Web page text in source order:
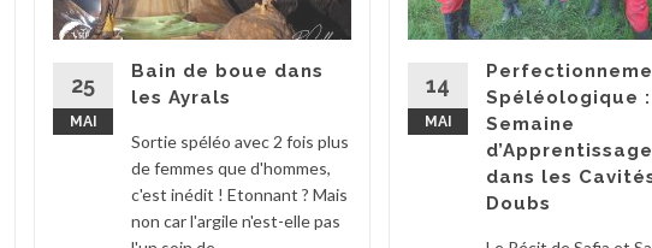
25
MAI
Bain de boue dans
les Ayrals
Sortie spéléo avec 2 fois plus
de femmes que d'hommes,
c'est inédit ! Etonnant ? Mais
non car l'argile n'est-elle pas
14
MAI
Spéléologique :
Semaine
d’Apprentissage
dans les
Doubs